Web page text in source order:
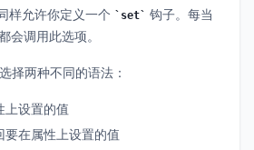
样允许你定义一个 set
钩子。每当
会调用此选项。
择两种不同的语法：
上设置的值
在属性上设置的值